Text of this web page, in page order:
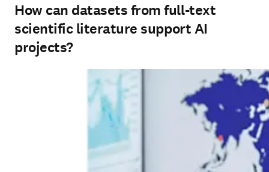
How can datasets from full-text
scientific literature support AI
projects?